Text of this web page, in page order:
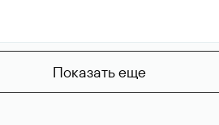
Показать еще